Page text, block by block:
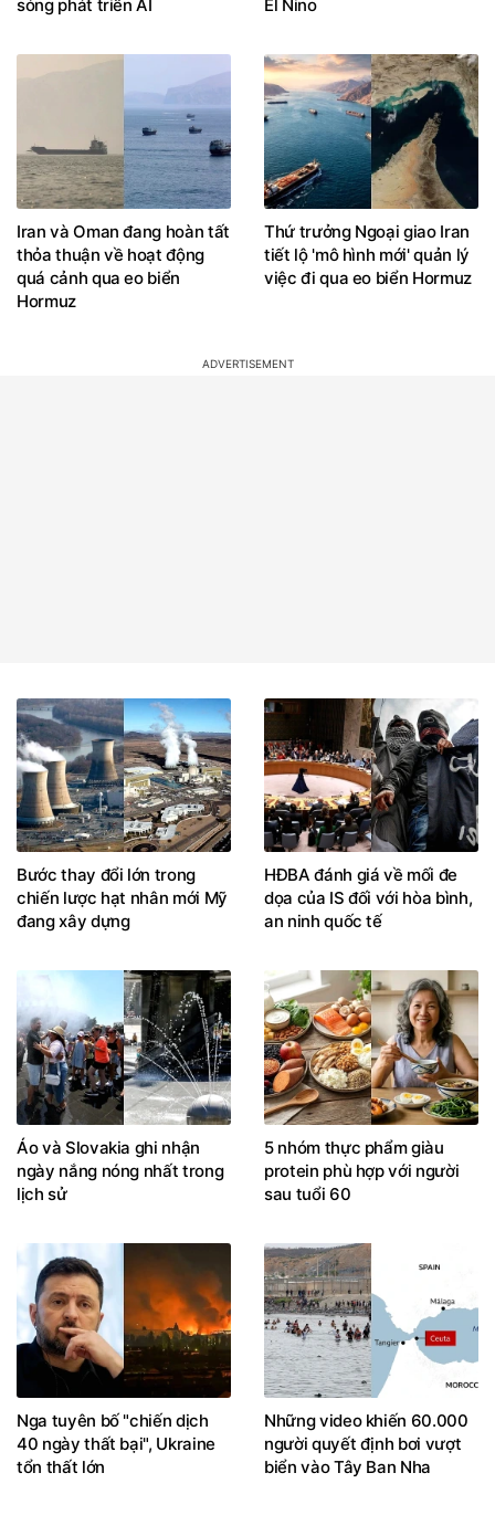
Iran và Oman đang hoàn tất
thỏa thuận về hoạt động
quá cảnh qua eo biển
Hormuz
Thứ trưởng Ngoại giao Iran
tiết lộ 'mô hình mới' quản lý
việc đi qua eo biển Hormuz
Bước thay đổi lớn trong
chiến lược hạt nhân mới Mỹ
đang xây dựng
HĐBA đánh giá về mối đe
dọa của IS đối với hòa bình,
an ninh quốc tế
Áo và Slovakia ghi nhận
ngày nắng nóng nhất trong
lịch sử
5 nhóm thực phẩm giàu
protein phù hợp với người
sau tuổi 60
Nga tuyên bố "chiến dịch
40 ngày thất bại", Ukraine
tổn thất lớn
Những video khiến 60.000
người quyết định bơi vượt
biển vào Tây Ban Nha